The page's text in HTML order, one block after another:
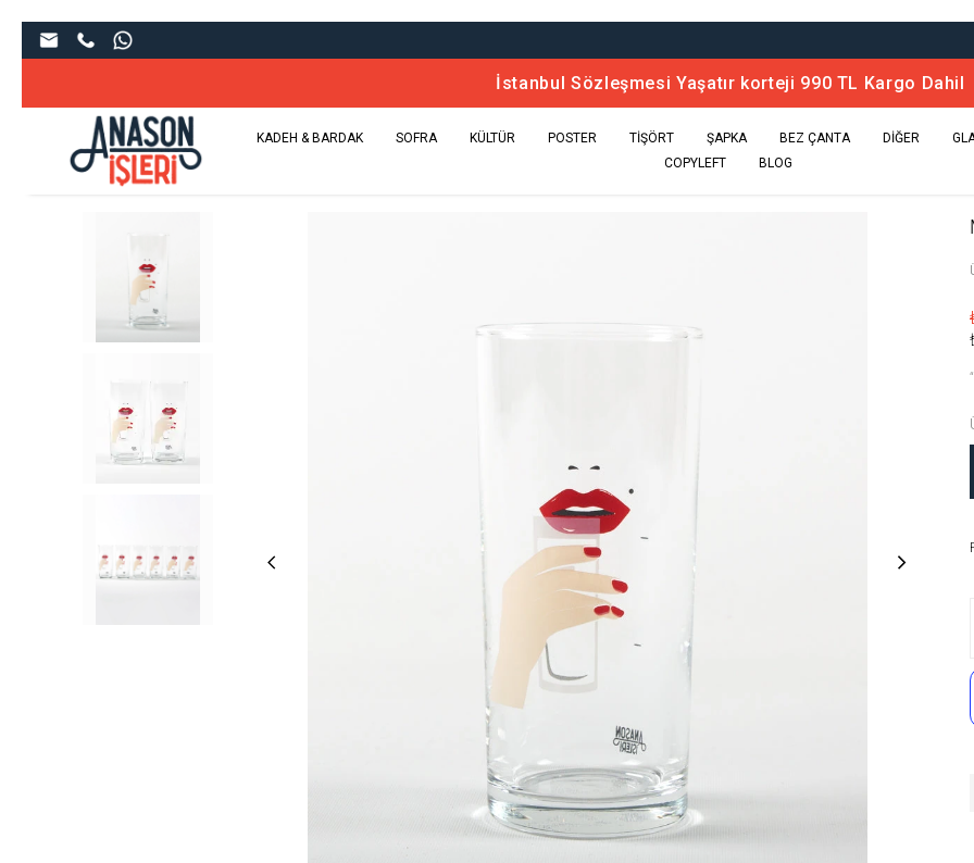
Sınır Tanımayan Rakı Şarap Kitapları 490 TL Kargo Dahil (Kelimeli
KADEH & BARDAK SOFRA KÜLTÜR POSTER TİŞÖRT ŞAPKA BEZ ÇANTA DİĞER
COPYLEFT
BLOG